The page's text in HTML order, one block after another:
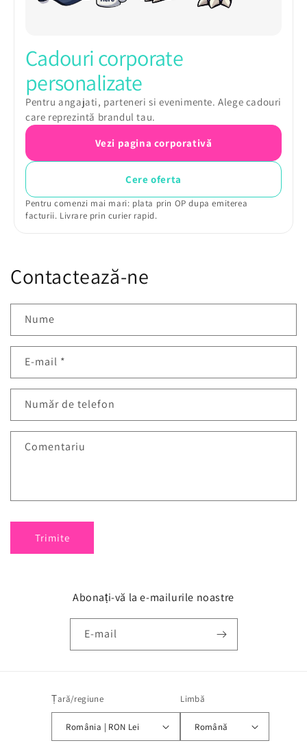
Cadouri corporate
personalizate
Pentru angajati, parteneri si evenimente. Alege cadouri
care reprezintă brandul tau.
Vezi pagina corporativă
Cere oferta
Pentru comenzi mai mari: plata prin OP dupa emiterea
facturii. Livrare prin curier rapid.
Contactează-ne
Nume
E-mail *
Număr de telefon
Comentariu
Trimite
Abonați-vă la e-mailurile noastre
E-mail
Țară/regiune
România | RON Lei
Limbă
Română